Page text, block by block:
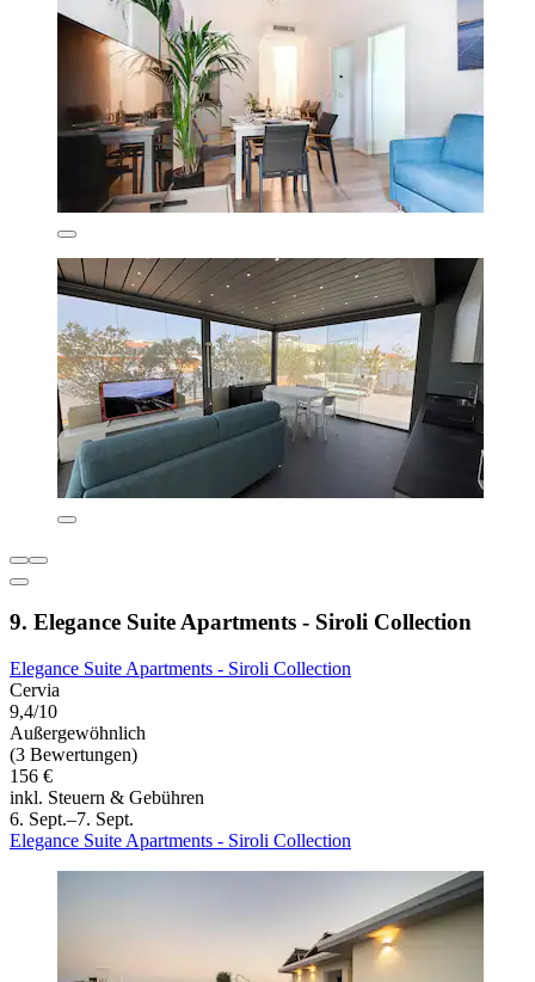
9. Elegance Suite Apartments - Siroli Collection
Elegance Suite Apartments - Siroli Collection
Cervia
9,4/10
Außergewöhnlich
(3 Bewertungen)
156 €
inkl. Steuern & Gebühren
6. Sept.–7. Sept.
Elegance Suite Apartments - Siroli Collection